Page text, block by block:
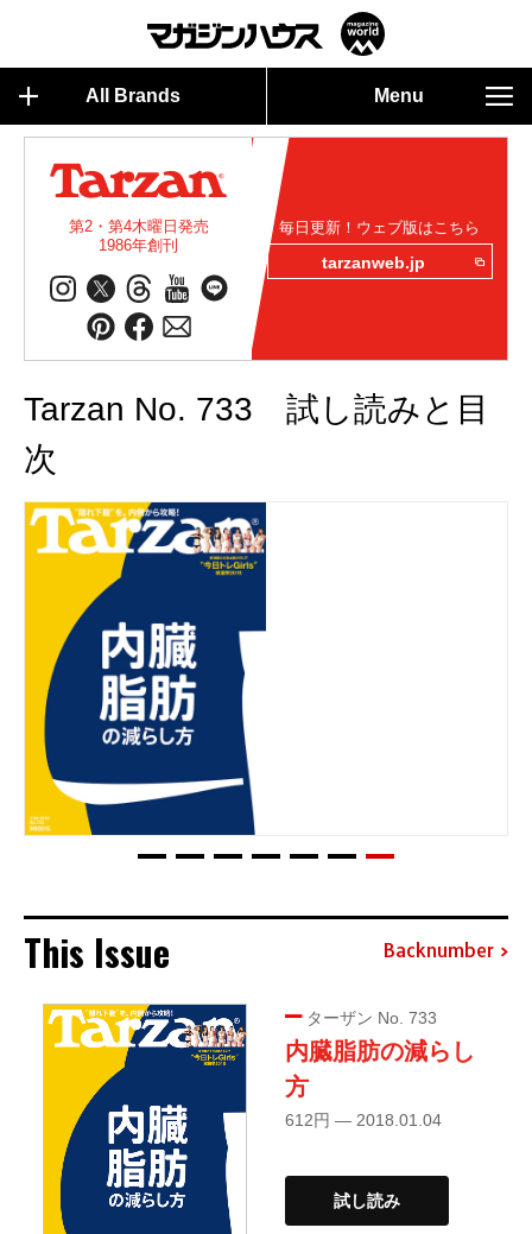
All Brands Menu
第2・第4木曜日発売
1986年創刊
毎日更新！ウェブ版はこちら
tarzanweb.jp
Tarzan No. 733 試し読みと目
次
This Issue Backnumber
ターザン No. 733
内臓脂肪の減らし
方
612円 — 2018.01.04
試し読み